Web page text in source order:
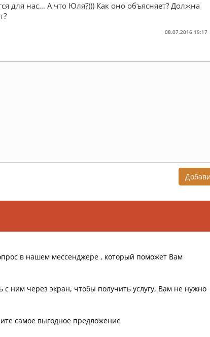
для нас... А что Юля?))) Как оно объясняет? Должна
08.07.2016 19:17
в нашем мессенджере , который поможет Вам
с ним через экран, чтобы получить услугу, Вам не нужно
самое выгодное предложение